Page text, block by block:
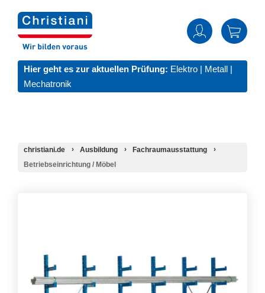
Hier geht es zur aktuellen Prüfung: Elektro | Metall |
Mechatronik
christiani.de Ausbildung
Fachraumausstattung
Betriebseinrichtung / Möbel